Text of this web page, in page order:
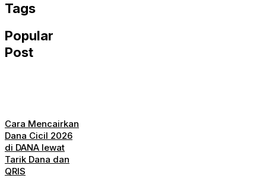
Tags
Popular
Post
Cara Mencairkan
Dana Cicil 2026
di DANA lewat
Tarik Dana dan
QRIS